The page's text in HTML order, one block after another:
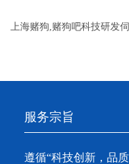
项目
上海赌狗,赌狗吧科技研发
服务宗旨
遵循“科技创新，品